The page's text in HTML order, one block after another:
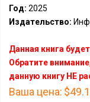
Год: 2025
Издательство:
Данная книга
Обратите
данную книгу НЕ
Ваша цена: